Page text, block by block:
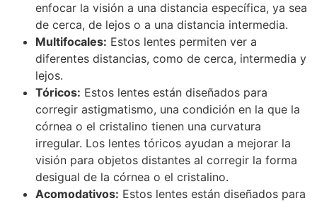
enfocar la visión a una distancia específica, ya sea
de cerca, de lejos o a una distancia intermedia.
Multifocales: Estos lentes permiten ver a
diferentes distancias, como de cerca, intermedia y
lejos.
Tóricos: Estos lentes están diseñados para
corregir astigmatismo, una condición en la que la
córnea o el cristalino tienen una curvatura
irregular. Los lentes tóricos ayudan a mejorar la
visión para objetos distantes al corregir la forma
desigual de la córnea o el cristalino.
Acomodativos: Estos lentes están diseñados para